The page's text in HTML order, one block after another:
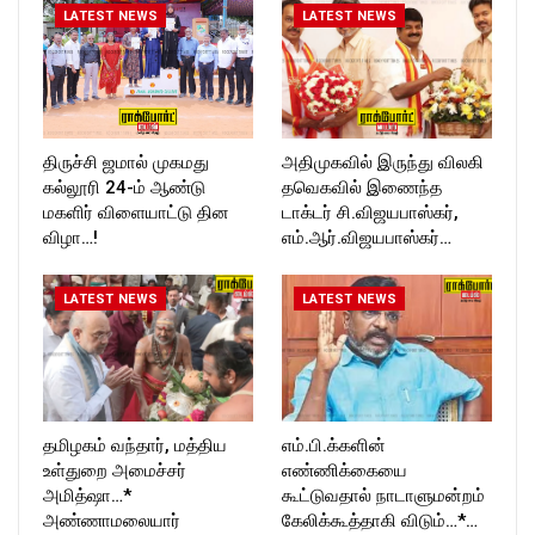
Follow us on:
https://twitter.com/ROCKFOR
T_TIMESC
LATEST NEWS
திருச்சி ஜமால் முகமது
கல்லூரி 24-ம் ஆண்டு
மகளிர் விளையாட்டு தின
விழா…!
LATEST NEWS
அதிமுகவில் இருந்து விலகி
தவெகவில் இணைந்த
டாக்டர் சி.விஜயபாஸ்கர்,
எம்.ஆர்.விஜயபாஸ்கர்…
LATEST NEWS
தமிழகம் வந்தார், மத்திய
உள்துறை அமைச்சர்
அமித்ஷா…*
அண்ணாமலையார்
LATEST NEWS
எம்.பி.க்களின்
எண்ணிக்கையை
கூட்டுவதால் நாடாளுமன்றம்
கேலிக்கூத்தாகி விடும்…*…